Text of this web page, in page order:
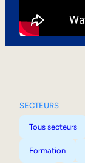
SECTEURS
Tous secteurs
Formation